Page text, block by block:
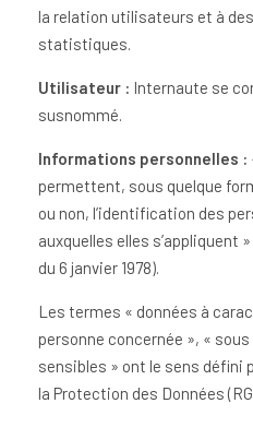
la relation utilisateurs et à
statistiques.
Utilisateur : Internaute se
susnommé.
Informations personnelles :
permettent, sous quelque forme que ce soit, directement
ou non, l’identification des
auxquelles elles s’appliquent » (article 4 de la loi n° 78-17
du 6 janvier 1978).
Les termes « données à
personne concernée », « sous
sensibles » ont le sens défini